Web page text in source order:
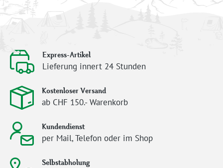
Express-Artikel
Lieferung innert 24 Stunden
Kostenloser Versand
ab CHF 150.- Warenkorb
Kundendienst
per Mail, Telefon oder im Shop
Selbstabholung